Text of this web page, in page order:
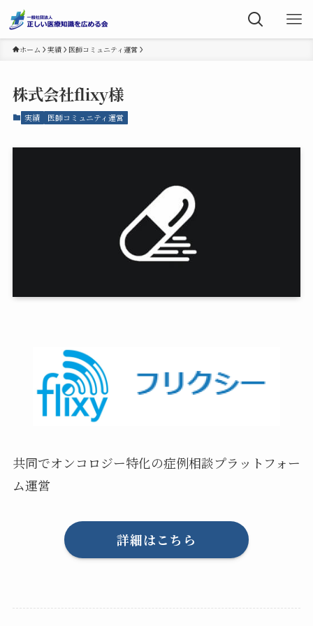
ホーム 実績 医師コミュニティ運営
株式会社flixy様
実績 医師コミュニティ運営
共同でオンコロジー特化の症例相談プラットフォー
ム運営
詳細はこちら